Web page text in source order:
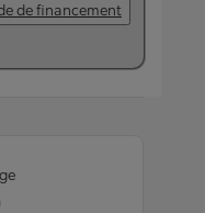
de financement